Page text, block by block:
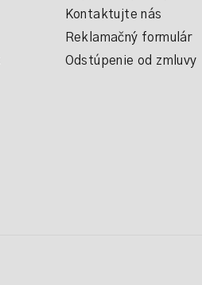
Kontaktujte nás
Reklamačný formulár
Odstúpenie od zmluvy